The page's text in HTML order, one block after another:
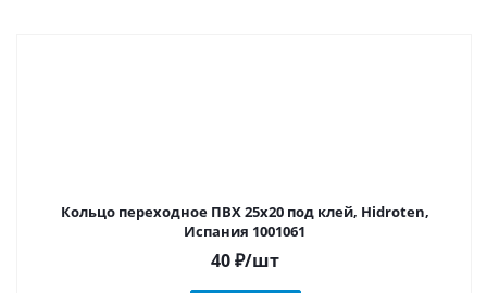
Кольцо переходное ПВХ 25х20 под клей, Hidroten,
Испания 1001061
40₽/шт